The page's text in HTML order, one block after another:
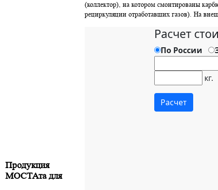
Продукция
МОСТАта для
(коллектор), на котором смонтированы
рециркуляции отработавших газов). На